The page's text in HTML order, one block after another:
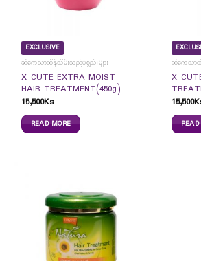
EXCLUSIVE
ဆံကေသာထိန်သိမ်းသည့်ပစ္စည်းများ
X-CUTE EXTRA MOIST
HAIR TREATMENT(450g)
15,500Ks
READ MORE
ဆံကေသာထိ
X-
15,500